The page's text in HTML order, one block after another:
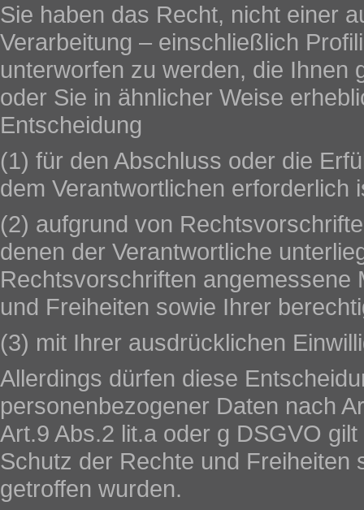
Sie haben das Recht, nicht einer
Verarbeitung – einschließlich
unterworfen zu werden, die Ihnen
oder Sie in ähnlicher Weise
Entscheidung
(1) für den Abschluss oder die
dem Verantwortlichen erforderlich
(2) aufgrund von
denen der Verantwortliche
Rechtsvorschriften
und Freiheiten sowie Ihrer
(3) mit Ihrer ausdrücklichen
Allerdings dürfen diese
personenbezogener Daten nach
Art.9 Abs.2 lit.a oder g DSGVO
Schutz der Rechte und
getroffen wurden.